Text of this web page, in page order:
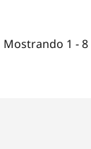
Mostrando 1 -8